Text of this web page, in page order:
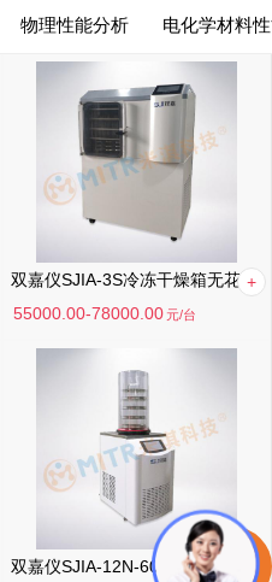
物理性能分析 电化学材料
筛选
双嘉仪SJIA-3S冷冻干燥箱无花果枸杞山楂柠檬芒果榴莲菠萝蜜哈密瓜葡萄苹果梨红薯土豆食品加工冻干机
55000.00-78000.00 元/台